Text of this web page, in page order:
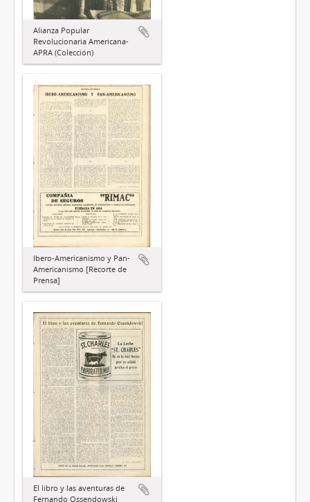
Alianza Popular
Revolucionaria Americana-
APRA (Colección)
Ibero-Americanismo y Pan-
Americanismo [Recorte de
Prensa]
El libro y las aventuras de
Fernando Ossendowski